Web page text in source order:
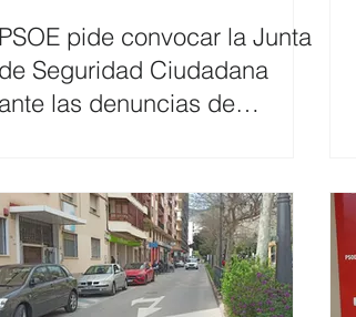
PSOE pide convocar la Junta
de Seguridad Ciudadana
ante las denuncias de